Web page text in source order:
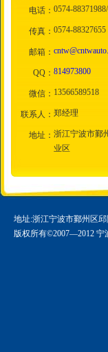
电话： 0574-
传真： 0574-88327655
邮箱：
QQ： 814973800
微信： 13566589518
联系人： 郑经理
地址： 浙江宁波市鄞
业区
地址:浙江宁波市鄞州区邱
版权所有©2007—2012 宁